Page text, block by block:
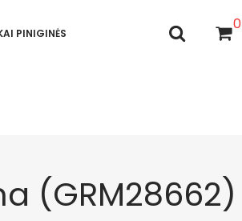
PINIGINĖS
0
(GRM28662)